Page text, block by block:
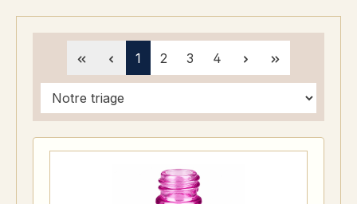
Page
1 Page
2 Page
3 Page
4